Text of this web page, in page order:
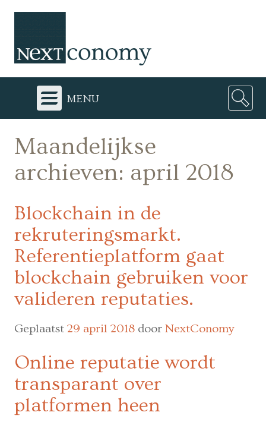
menu
Maandelijkse
archieven: april 2018
Blockchain in de
rekruteringsmarkt.
Referentieplatform gaat
blockchain gebruiken voor
valideren reputaties.
Geplaatst 29 april 2018 door NextConomy
Online reputatie wordt
transparant over
platformen heen